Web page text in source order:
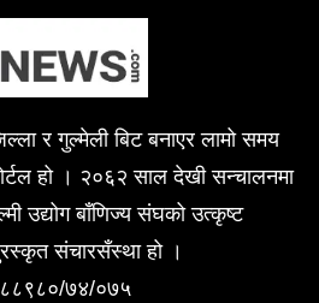
र गुल्मेली बिट बनाएर लामो समय
हो । २०६२ साल देखी सन्चालनमा
उद्योग बाँणिज्य संघको उत्कृष्ट
संचारसँस्था हो ।
१८८९८०/७४/०७५